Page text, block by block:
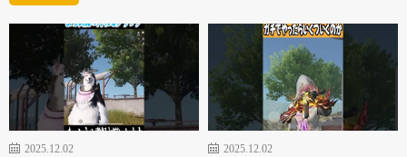
2025.12.02
2025.12.02